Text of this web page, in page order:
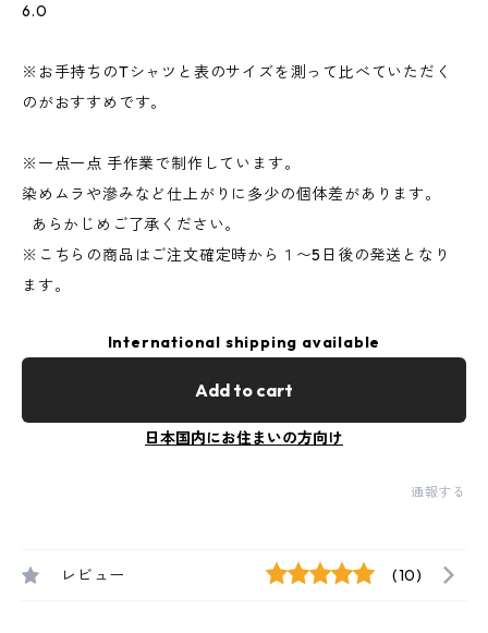
6.0
※お手持ちのTシャツと表のサイズを測って比べていただく
のがおすすめです。
※一点一点 手作業で制作しています。
染めムラや滲みなど仕上がりに多少の個体差があります。
あらかじめご了承ください。
※こちらの商品はご注文確定時から１〜5日後の発送となり
ます。
International shipping available
Add to cart
日本国内にお住まいの方向け
通報する
レビュー (10)